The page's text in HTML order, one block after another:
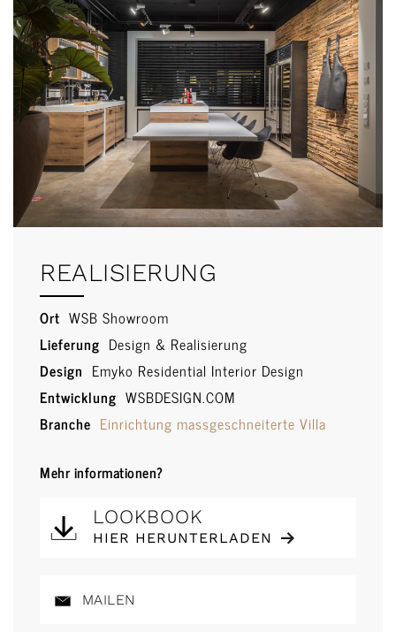
REALISIERUNG
Ort WSB Showroom
Lieferung Design & Realisierung
Design Emyko Residential Interior Design
Entwicklung WSBDESIGN.COM
Branche Einrichtung massgeschneiterte Villa
Mehr informationen?
LOOKBOOK
HIER HERUNTERLADEN
MAILEN